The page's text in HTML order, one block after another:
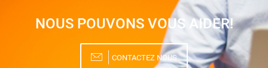
NOUS POUVONS VOUS AIDER!
CONTACTEZ NOUS